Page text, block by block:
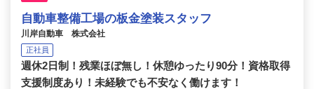
自動車整備工場の板金塗装スタッフ
川岸自動車 株式会社
正社員
週休2日制！残業ほぼ無し！休憩ゆったり90分！資格取得
支援制度あり！未経験でも不安なく働けます！